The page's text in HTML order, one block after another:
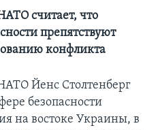
считает, что
препятствуют
конфликта
Йенс Столтенберг
безопасности
на востоке Украины, в